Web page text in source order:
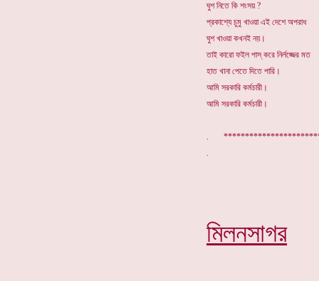
ঘুশ নিতে কি শংসয় ?
প্রকাশ্যে চুমু খাওয়া এই দেশে অপরাধ
ঘুশ খাওয়া কখনই নয়।
তাই কারো ফইল পাস্ করে নির্লজ্জের মত
হাত খানা পেতে দিতে পারি।
আমি সরকারি কর্মচারী।
আমি সরকারি কর্মচারী।
.
মিলনসাগর